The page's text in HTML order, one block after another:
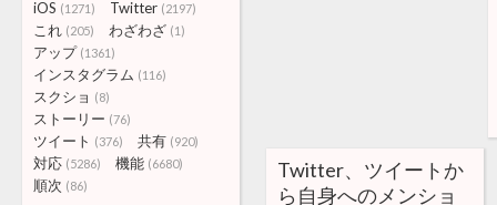
iOS (1271) Twitter (2197)
これ (205) わざわざ (1)
アップ (1361)
インスタグラム (116)
スクショ (8)
ストーリー (76)
ツイート (376) 共有 (920)
対応 (5286) 機能 (6680)
順次 (86)
Twitter、ツイートか
ら自身へのメンショ